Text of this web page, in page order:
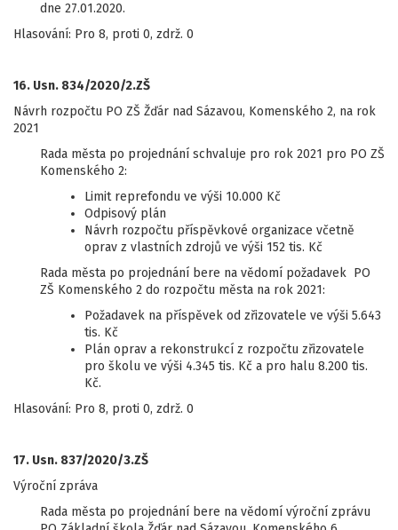
dne 27.01.2020.
Hlasování: Pro 8, proti 0, zdrž. 0
16. Usn. 834/2020/2.ZŠ
Návrh rozpočtu PO ZŠ Žďár nad Sázavou, Komenského 2, na rok
2021
Rada města po projednání schvaluje pro rok 2021 pro PO ZŠ
Komenského 2:
Limit reprefondu ve výši 10.000 Kč
Odpisový plán
Návrh rozpočtu příspěvkové organizace včetně
oprav z vlastních zdrojů ve výši 152 tis. Kč
Rada města po projednání bere na vědomí požadavek PO
ZŠ Komenského 2 do rozpočtu města na rok 2021:
Požadavek na příspěvek od zřizovatele ve výši 5.643
tis. Kč
Plán oprav a rekonstrukcí z rozpočtu zřizovatele
pro školu ve výši 4.345 tis. Kč a pro halu 8.200 tis.
Kč.
Hlasování: Pro 8, proti 0, zdrž. 0
17. Usn. 837/2020/3.ZŠ
Výroční zpráva
Rada města po projednání bere na vědomí výroční zprávu